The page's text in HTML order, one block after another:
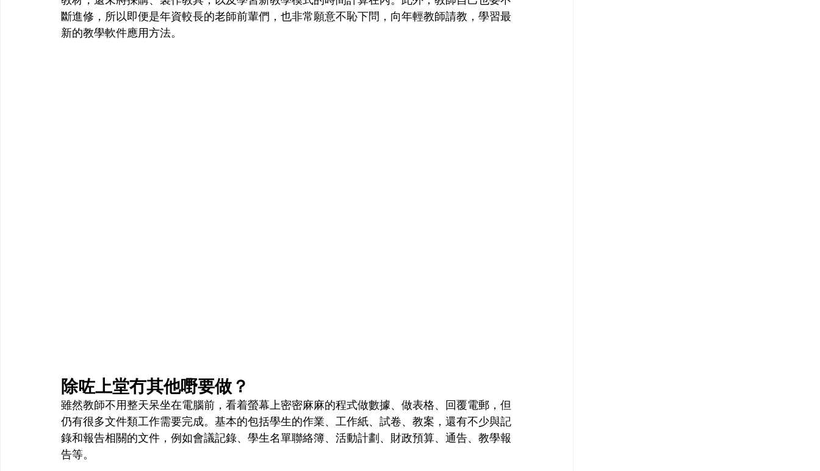
斷進修，所以即便是年資較長的老師前輩們，也非常願意不恥下問，向年輕教師請教，學習最
新的教學軟件應用方法。
除咗上堂冇其他嘢要做？
雖然教師不用整天呆坐在電腦前，看着螢幕上密密麻麻的程式做數據、做表格、回覆電郵，但
仍有很多文件類工作需要完成。基本的包括學生的作業、工作紙、試卷、教案，還有不少與記
錄和報告相關的文件，例如會議記錄、學生名單聯絡簿、活動計劃、財政預算、通告、教學報
告等。